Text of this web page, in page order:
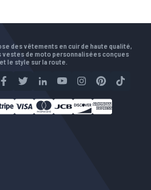
des vêtements en cuir de haute qualité,
vestes de moto personnalisées conçues
le style sur la route.